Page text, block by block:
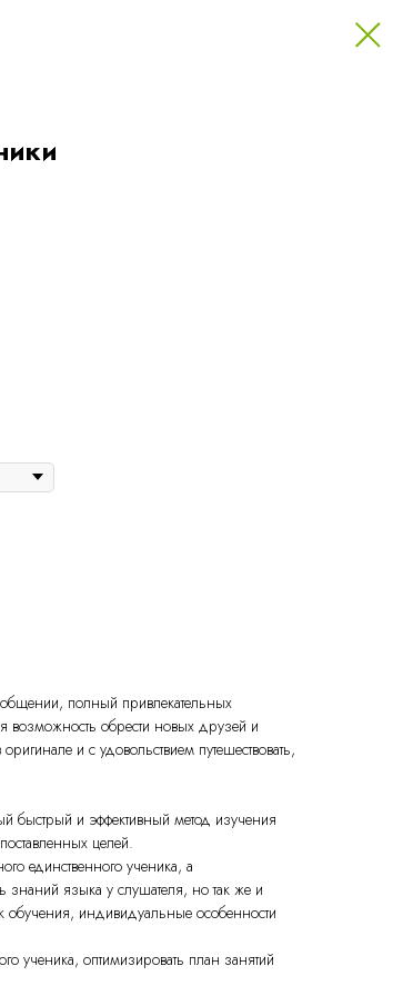
полный привлекательных
возможность обрести новых друзей и
и с удовольствием путешествовать,
быстрый и эффективный метод изучения
целей.
единственного ученика, а
знаний языка у слушателя, но так же и
обучения, индивидуальные особенности
ученика, оптимизировать план занятий